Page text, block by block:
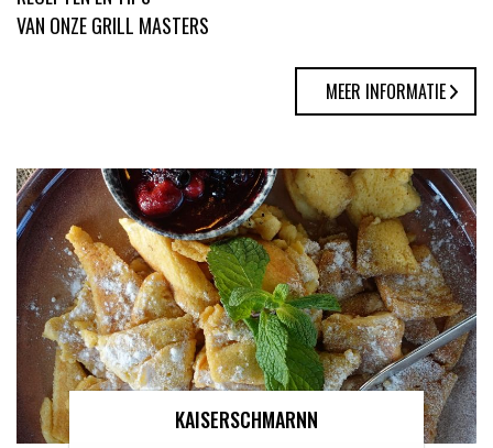
VAN ONZE GRILL MASTERS
MEER INFORMATIE
KAISERSCHMARNN